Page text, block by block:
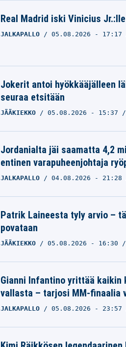
Real Madrid iski Vinicius
JALKAPALLO 05.08.2026 - 17:17
Jokerit antoi hyökkääjälleen
seuraa etsitään
JÄÄKIEKKO 05.08.2026 - 15:37
Jordanialta jäi saamatta 4,2
entinen varapuheenjohtaja
JALKAPALLO 04.08.2026 - 21:28
Patrik Laineesta tyly arvio –
povataan
JÄÄKIEKKO 05.08.2026 - 16:30
Gianni Infantino yrittää kaikin
vallasta – tarjosi MM-finaalia
JALKAPALLO 05.08.2026 - 23:57